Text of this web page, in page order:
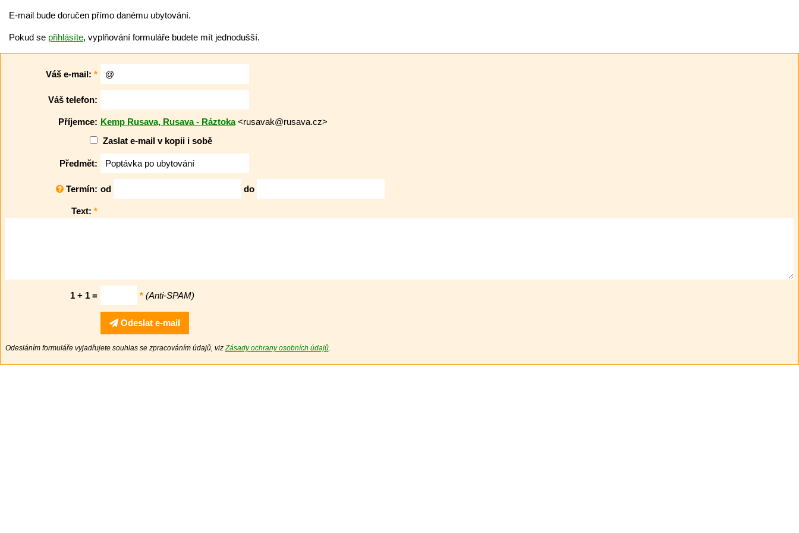
E-mail bude doručen přímo danému ubytování.
Pokud se přihlásíte, vyplňování formuláře budete mít jednodušší.
Váš e-mail: *
Váš telefon:
Příjemce: Kemp Rusava, Rusava - Ráztoka<rusavak@rusava.cz>
Zaslat e-mail v kopii i sobě
Předmět:
Termín: od do
Text: *
1 + 1 = * (Anti-SPAM)
Odeslat e-mail
Odesláním formuláře vyjadřujete souhlas se zpracováním údajů, viz Zásady ochrany osobních údajů.